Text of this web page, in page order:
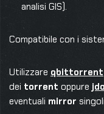
analisi GIS).
Compatibile con i
Utilizzare qbittorrent
dei torrent oppure
eventuali mirror